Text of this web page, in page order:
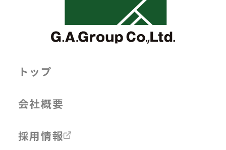
トップ
会社概要
採用情報